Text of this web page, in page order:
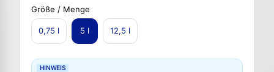
Größe / Menge
0,75 l 5 l 12,5 l
HINWEIS